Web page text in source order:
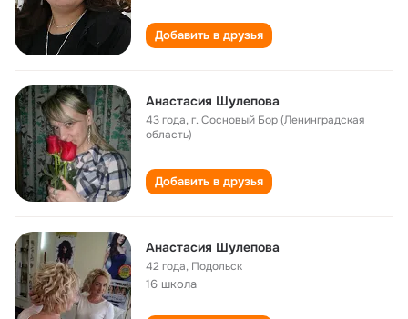
Добавить в друзья
Анастасия Шулепова
43 года,г. Сосновый Бор (Ленинградская
область)
Добавить в друзья
Анастасия Шулепова
42 года, Подольск
16 школа